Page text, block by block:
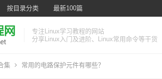
按目录分类 最新100篇
专注Linux学习教程的网站
分享Linux入门及进阶、Linux常用命令等干货
集 常用的电路保护元件有哪些？